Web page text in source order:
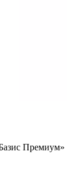
Премиум»